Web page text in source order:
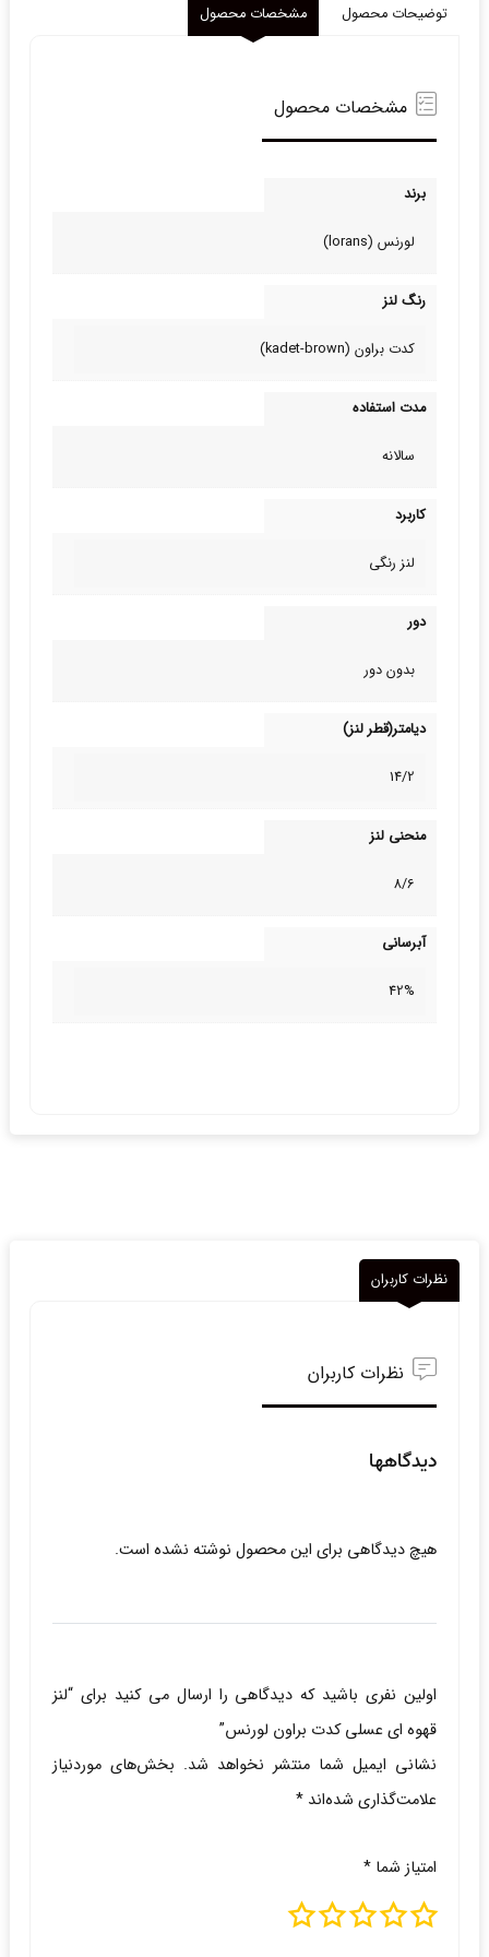
توضیحات محصول مشخصات محصول
مشخصات محصول
برند
لورنس (lorans)
رنگ لنز
کدت براون (kadet-brown)
مدت استفاده
سالانه
کاربرد
لنز رنگی
دور
بدون دور
دیامتر(قطر لنز)
14/2
منحنی لنز
8/6
آبرسانی
42%
نظرات کاربران
نظرات کاربران
دیدگاهها
هیچ دیدگاهی برای این محصول نوشته نشده است.
اولین نفری باشید که دیدگاهی را ارسال می کنید برای “لنز
قهوه ای عسلی کدت براون لورنس”
نشانی ایمیل شما منتشر نخواهد شد. بخش‌های موردنیاز
علامت‌گذاری شده‌اند *
امتیاز شما *